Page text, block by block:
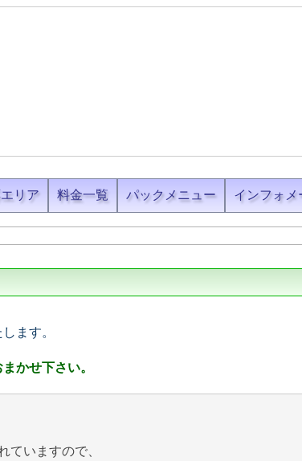
リア 料金一覧 パックメニュー インフォメ
ます。
かせ下さい。
ていますので、